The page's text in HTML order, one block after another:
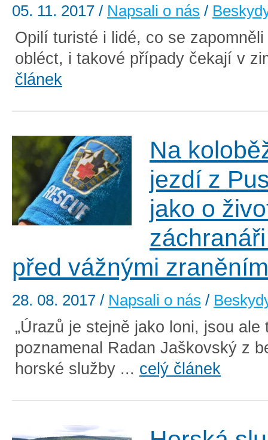
05. 11. 2017 / Napsali o nás /
Opilí turisté i lidé, co se
obléct, i takové případy čekají v
článek
Na
jezdí z
jako o
před vážnými
28. 08. 2017 / Napsali o nás /
„Úrazů je stejně jako loni, jsou ale
poznamenal Radan Jaškovský z
horské služby ... celý článek